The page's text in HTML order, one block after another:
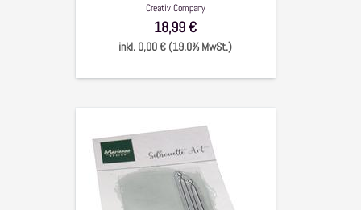
Creativ Company
18,99 €
inkl. 0,00 € (19.0% MwSt.)
Stamp
Silhouette
Art
"Kerzen",